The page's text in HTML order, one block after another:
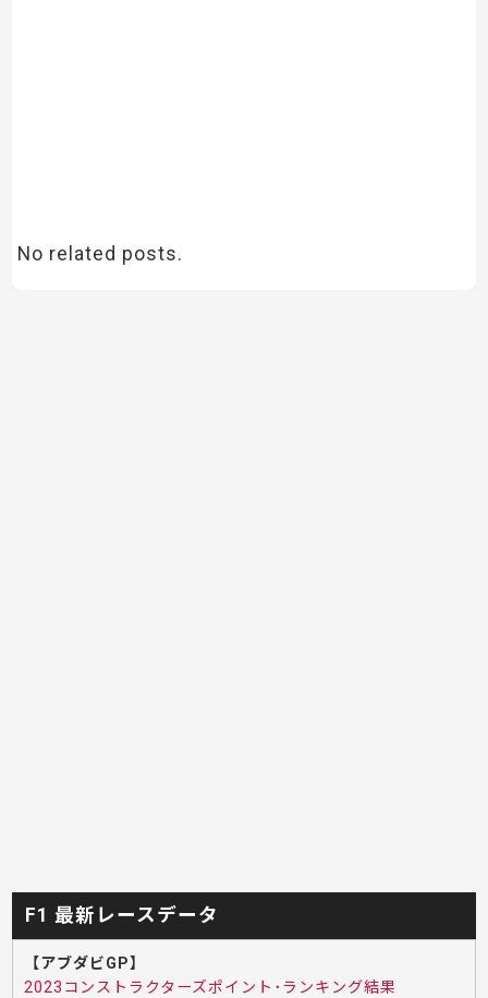
No related posts.
F1 最新レースデータ
【アブダビGP】
2023コンストラクターズポイント･ランキング結果